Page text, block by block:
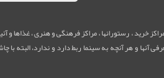
خرید ، رستورانها ، مراکز فرهنگی و هنری ، غذاها
آنها و هر آنچه به سینما ربط دارد و ندارد، البته